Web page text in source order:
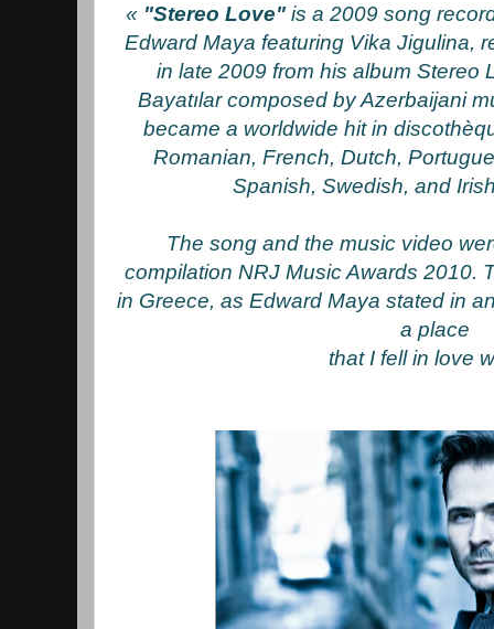
« "Stereo Love" is a 2009 song
Edward Maya featuring Vika Jigulina,
in late 2009 from his album Stereo
Bayatılar composed by Azerbaijani
became a worldwide hit in
Romanian, French, Dutch,
Spanish, Swedish, and
The song and the music video
compilation NRJ Music Awards 2010.
in Greece, as Edward Maya stated in
a place
that I fell in love